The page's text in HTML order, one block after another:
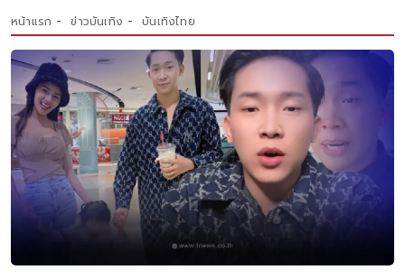
หน้าแรก ข่าวบันเทิง บันเทิงไทย